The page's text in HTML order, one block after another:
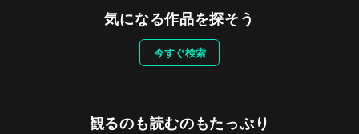
気になる作品を探そう
今すぐ検索
観るのも読むのもたっぷり